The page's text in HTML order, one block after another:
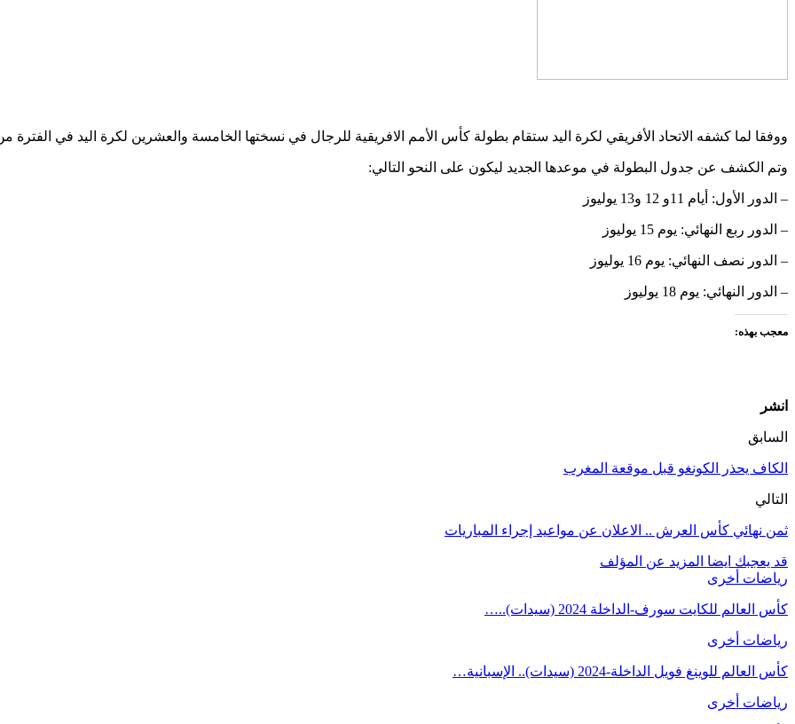
ووفقا لما كشفه الاتحاد الأفريقي لكرة اليد ستقام بطولة كأس الأمم الافريقية للرجال في نسختها الخامسة والعشرين لكرة اليد في الفترة من 11 إلى 18 يوليوز 2022 في
وتم الكشف عن جدول البطولة في موعدها الجديد ليكون على النحو التالي:
– الدور الأول: أيام 11و 12 و13 يوليوز
– الدور ربع النهائي: يوم 15 يوليوز
– الدور نصف النهائي: يوم 16 يوليوز
– الدور النهائي: يوم 18 يوليوز
معجب بهذه:
انشر
السابق
الكاف يحذر الكونغو قبل موقعة المغرب
التالي
ثمن نهائي كأس العرش .. الاعلان عن مواعيد إجراء المباريات
قد يعجبك ايضا المزيد عن المؤلف
رياضات أخرى
كأس العالم للكايت سورف-الداخلة 2024 (سيدات)..…
رياضات أخرى
كأس العالم للوينغ فويل الداخلة-2024 (سيدات).. الإسبانية…
رياضات أخرى